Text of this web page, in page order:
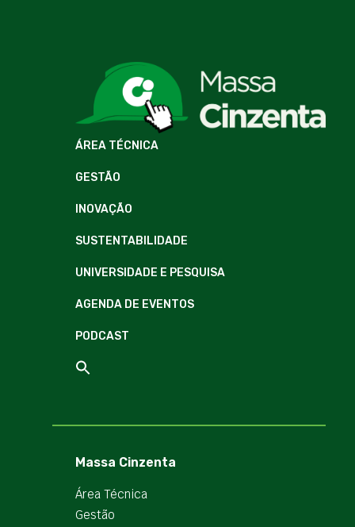
ÁREA TÉCNICA
GESTÃO
INOVAÇÃO
SUSTENTABILIDADE
UNIVERSIDADE E PESQUISA
AGENDA DE EVENTOS
PODCAST
Massa Cinzenta
Área Técnica
Gestão